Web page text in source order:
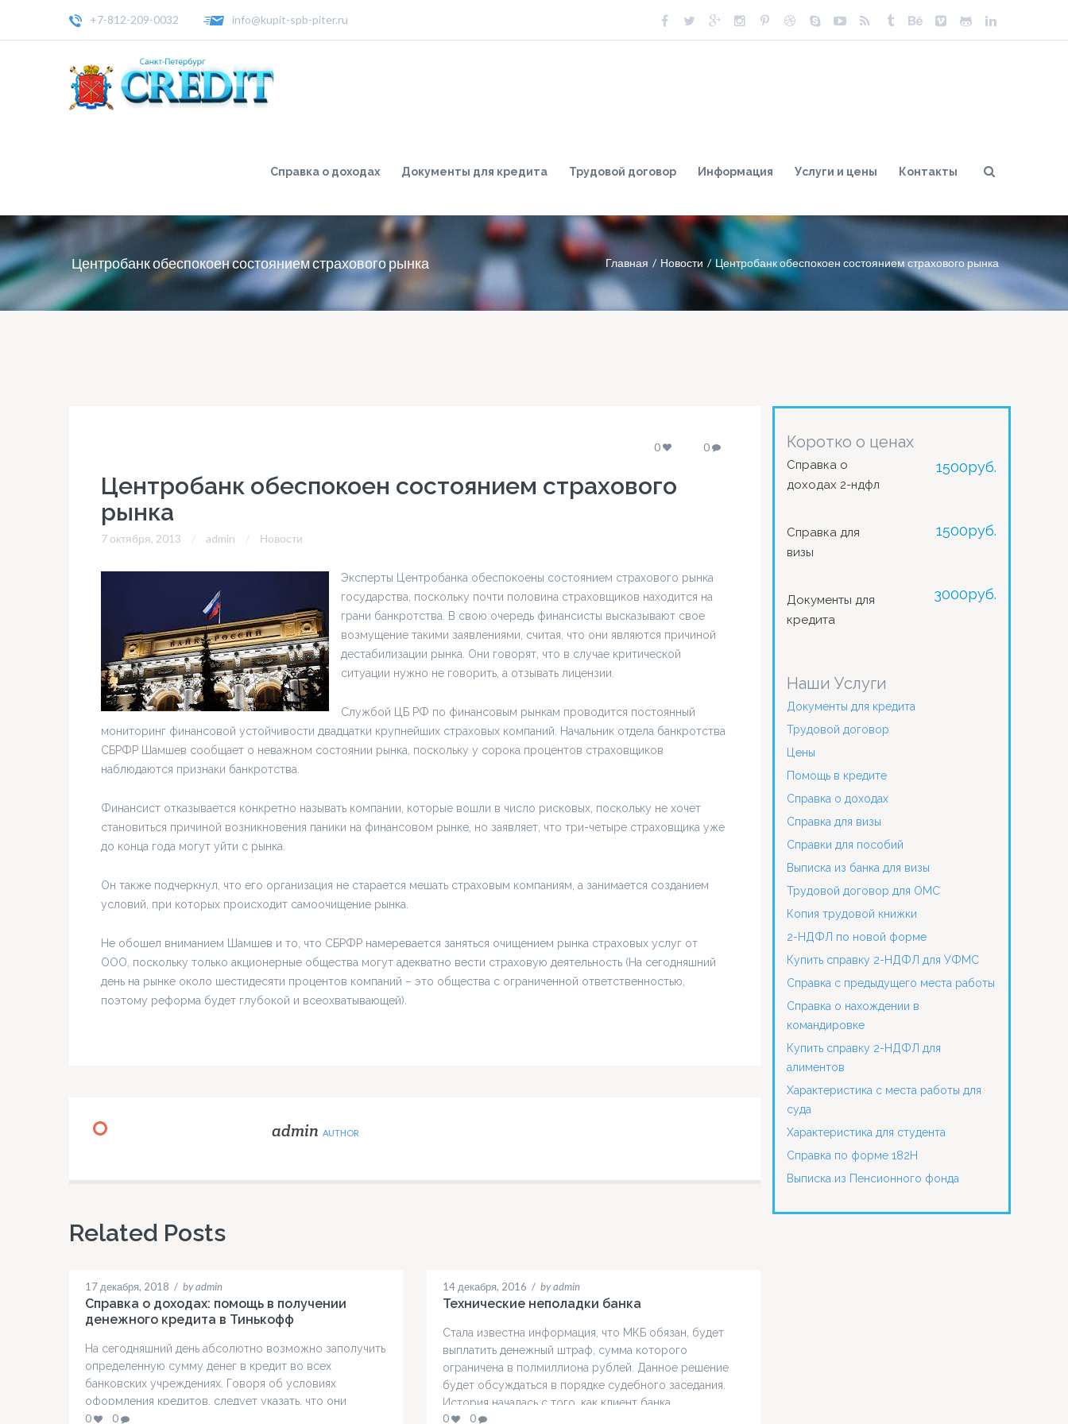
+7-812-209-0032 info@kupit-spb-piter.ru
Справка о доходах Документы для кредита Трудовой договор Информация Услуги и цены Контакты
Центробанк обеспокоен состоянием страхового рынка Главная Новости Центробанк обеспокоен состоянием страхового рынка
0 0
Центробанк обеспокоен состоянием страхового
рынка
7 октября, 2013 admin Новости
Эксперты Центробанка обеспокоены состоянием страхового рынка
государства, поскольку почти половина страховщиков находится на
грани банкротства. В свою очередь финансисты высказывают свое
возмущение такими заявлениями, считая, что они являются причиной
дестабилизации рынка. Они говорят, что в случае критической
ситуации нужно не говорить, а отзывать лицензии.
Службой ЦБ РФ по финансовым рынкам проводится постоянный
мониторинг финансовой устойчивости двадцатки крупнейших страховых компаний. Начальник отдела банкротства
СБРФР Шамшев сообщает о неважном состоянии рынка, поскольку у сорока процентов страховщиков
наблюдаются признаки банкротства.
Финансист отказывается конкретно называть компании, которые вошли в число рисковых, поскольку не хочет
становиться причиной возникновения паники на финансовом рынке, но заявляет, что три-четыре страховщика уже
до конца года могут уйти с рынка.
Он также подчеркнул, что его организация не старается мешать страховым компаниям, а занимается созданием
условий, при которых происходит самоочищение рынка.
Не обошел вниманием Шамшев и то, что СБРФР намеревается заняться очищением рынка страховых услуг от
ООО, поскольку только акционерные общества могут адекватно вести страховую деятельность (На сегодняшний
день на рынке около шестидесяти процентов компаний – это общества с ограниченной ответственностью,
поэтому реформа будет глубокой и всеохватывающей).
admin AUTHOR
Related Posts
17 декабря, 2018 / by admin
Справка о доходах: помощь в получении
денежного кредита в Тинькофф
На сегодняшний день абсолютно возможно заполучить
определенную сумму денег в кредит во всех
банковских учреждениях. Говоря об условиях
оформления кредитов, следует указать, что они
сегодня фактически не претерпели обновлений или
0 0
14 декабря, 2016 / by admin
Технические неполадки банка
Стала известна информация, что МКБ обязан, будет
выплатить денежный штраф, сумма которого
ограничена в полмиллиона рублей. Данное решение
будет обсуждаться в порядке судебного заседания.
История началась с того, как клиент банка
пожаловался на рекламу, которая приходила ему на
0 0
Коротко о ценах
Справка о
доходах 2-ндфл
Справка для
визы
Документы для
кредита
1500руб.
1500руб.
3000руб.
Наши Услуги
Документы для кредита
Трудовой договор
Цены
Помощь в кредите
Справка о доходах
Справка для визы
Справки для пособий
Выписка из банка для визы
Трудовой договор для ОМС
Копия трудовой книжки
2-НДФЛ по новой форме
Купить справку 2-НДФЛ для УФМС
Справка с предыдущего места работы
Справка о нахождении в
командировке
Купить справку 2-НДФЛ для
алиментов
Характеристика с места работы для
суда
Характеристика для студента
Справка по форме 182Н
Выписка из Пенсионного фонда